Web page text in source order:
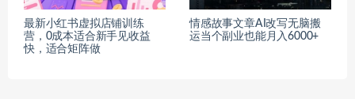
最新小红书虚拟店铺训练
营，0成本适合新手见收益
快，适合矩阵做
情感故事文章AI改写无脑搬
运当个副业也能月入6000+